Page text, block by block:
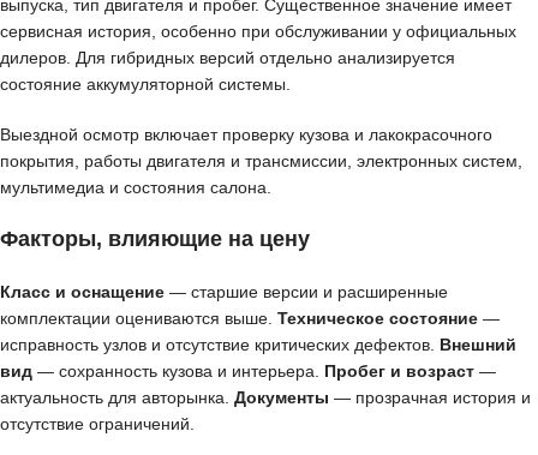
выпуска, тип двигателя и пробег. Существенное значение имеет
сервисная история, особенно при обслуживании у официальных
дилеров. Для гибридных версий отдельно анализируется
состояние аккумуляторной системы.
Выездной осмотр включает проверку кузова и лакокрасочного
покрытия, работы двигателя и трансмиссии, электронных систем,
мультимедиа и состояния салона.
Факторы, влияющие на цену
Класс и оснащение — старшие версии и расширенные
комплектации оцениваются выше. Техническое состояние —
исправность узлов и отсутствие критических дефектов. Внешний
вид — сохранность кузова и интерьера. Пробег и возраст —
актуальность для авторынка. Документы — прозрачная история и
отсутствие ограничений.